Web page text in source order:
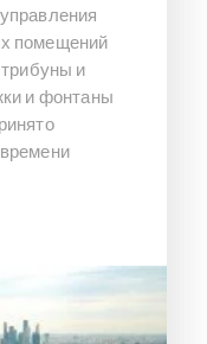
помещений
и
и фонтаны